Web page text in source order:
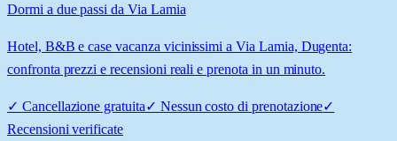
Dormi a due passi da Via Lamia
Hotel, B&B e case vacanza vicinissimi a Via Lamia, Dugenta:
confronta prezzi e recensioni reali e prenota in un minuto.
✓ Cancellazione gratuita✓ Nessun costo di prenotazione✓
Recensioni verificate